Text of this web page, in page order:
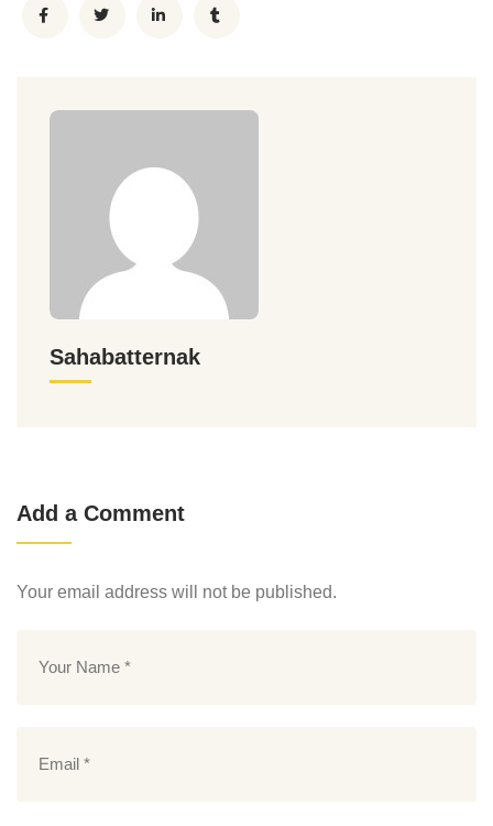
Sahabatternak
Add a Comment
Your email address will not be published.